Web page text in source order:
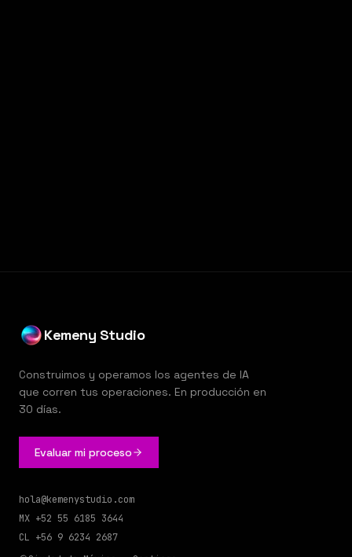
Kemeny Studio
Construimos y operamos los agentes de IA
que corren tus operaciones. En producción en
30 días.
Evaluar mi proceso
hola@kemenystudio.com
MX +52 55 6185 3644
CL +56 9 6234 2687